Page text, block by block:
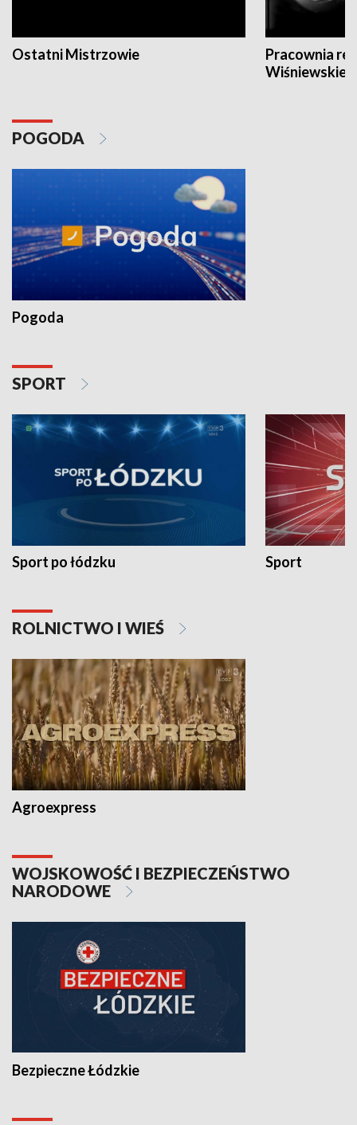
Ostatni Mistrzowie
Pracownia
POGODA
Pogoda
SPORT
Sport po łódzku Sport
ROLNICTWO I WIEŚ
Agroexpress
WOJSKOWOŚĆ I BEZPIECZEŃSTWO
NARODOWE
Bezpieczne Łódzkie